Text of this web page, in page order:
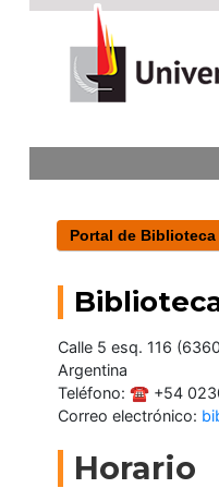
Consejo
Superior
Rectorado
Secretarías
Facultades
Contacto
Portal de
Calle 5 esq. 116
Argentina
Teléfono: ☎ +54
Correo electrónico:
Horario